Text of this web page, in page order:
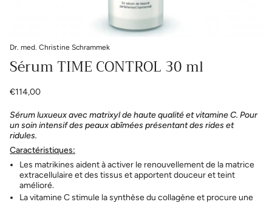
Dr. med. Christine Schrammek
Sérum TIME CONTROL 30 ml
€114,00
Sérum luxueux avec matrixyl de haute qualité et vitamine C. Pour
un soin intensif des peaux abîmées présentant des rides et
ridules.
Caractéristiques:
Les matrikines aident à activer le renouvellement de la matrice
extracellulaire et des tissus et apportent douceur et teint
amélioré.
La vitamine C stimule la synthèse du collagène et procure une